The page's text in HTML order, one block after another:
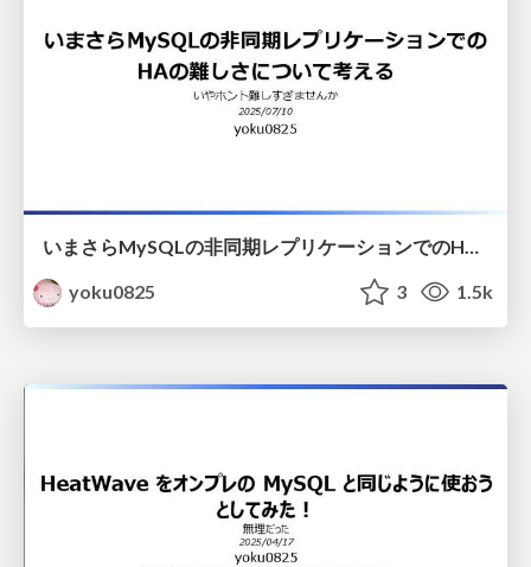
いまさらMySQLの非同期レプリケーションでのHAの難しさについて考える
yoku0825
3 1.5k